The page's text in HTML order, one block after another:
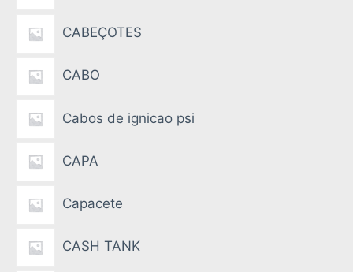
CABEÇOTES
CABO
Cabos de ignicao psi
CAPA
Capacete
CASH TANK